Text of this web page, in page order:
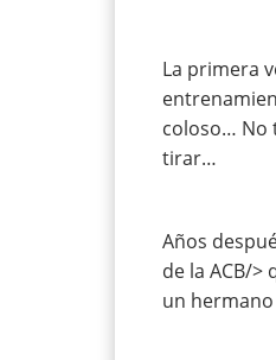
La primera
coloso… No
tirar…
Años
de la ACB/
un